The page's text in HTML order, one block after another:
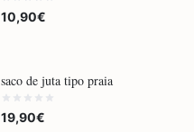
10,90€
saco de juta tipo praia
19,90€